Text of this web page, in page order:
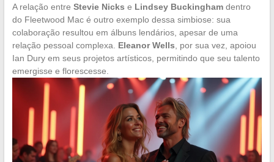
A relação entre Stevie Nicks e Lindsey Buckinghamdentro
do Fleetwood Mac é outro exemplo dessa simbiose: sua
colaboração resultou em álbuns lendários, apesar de uma
relação pessoal complexa. Eleanor Wells , por sua vez, apoiou
Ian Dury em seus projetos artísticos, permitindo que seu talento
emergisse e florescesse.